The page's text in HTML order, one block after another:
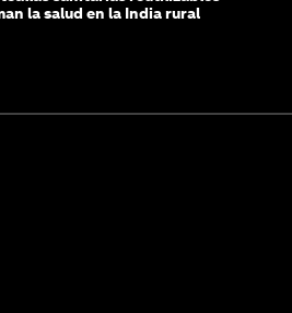
la salud en la India rural